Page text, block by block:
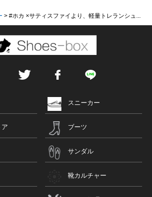
> #ホカ ×サティスファイより、軽量トレランシュ...
スニーカー
ブーツ
サンダル
靴カルチャー